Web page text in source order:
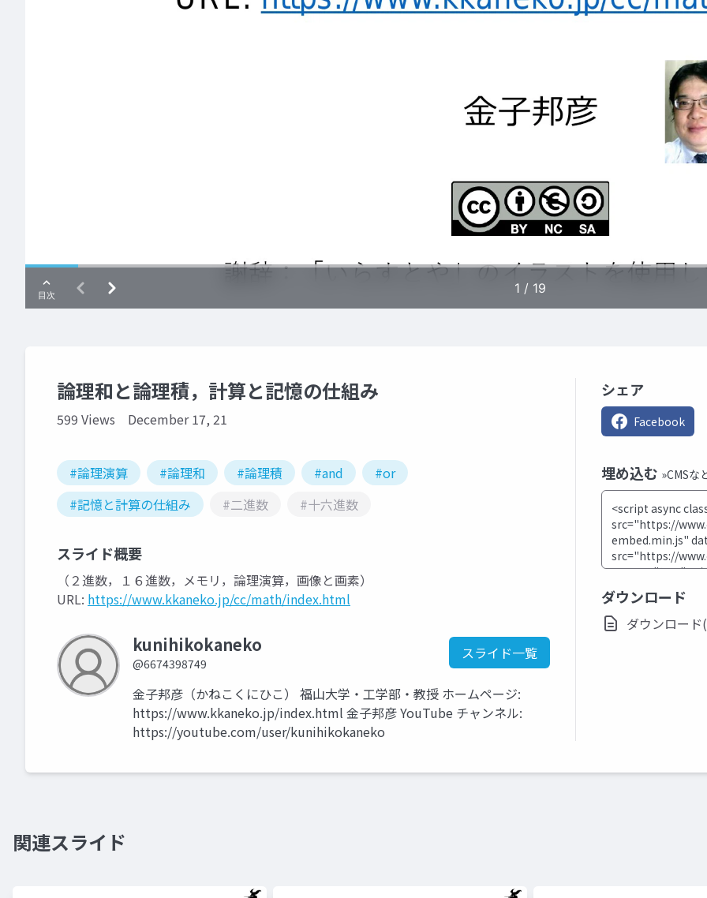
論理和と論理積，計算と記憶の仕組み
599 Views December 17, 21
#論理演算 #論理和 #論理積 #and
#or
#記憶と計算の仕組み
#二進数 #十六進数
スライド概要
（２進数，１６進数，メモリ，論理演算，画像と画素）
URL: https://www.kkaneko.jp/cc/math/index.html
kunihikokaneko
@6674398749
スライド一覧
金子邦彦（かねこくにひこ） 福山大学・工学部・教授 ホームページ:
https://www.kkaneko.jp/index.html 金子邦彦 YouTube チャンネル:
https://youtube.com/user/kunihikokaneko
シェア
Facebook
埋め込む »CMSな
ダウンロード
ダウンロー
関連スライド